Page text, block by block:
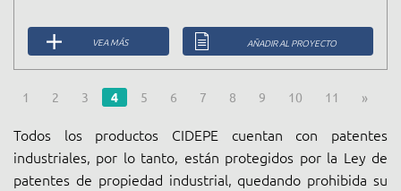
VEA MÁS AÑADIR AL PROYECTO
1 2 3 4 5 6 7 8 9 10 11 »
Todos los productos CIDEPE cuentan con patentes
industriales, por lo tanto, están protegidos por la Ley de
patentes de propiedad industrial, quedando prohibida su